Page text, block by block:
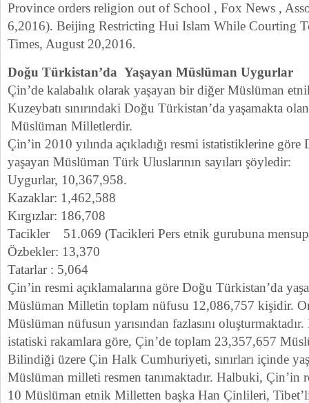
Province orders religion out of School , Fox News ,
6,2016). Beijing Restricting Hui Islam While Courting
Times, August 20,2016.
Doğu Türkistan’da Yaşayan Müslüman Uygurlar
Çin’de kalabalık olarak yaşayan bir diğer Müslüman
Kuzeybatı sınırındaki Doğu Türkistan’da yaşamakta
Müslüman Milletlerdir.
Çin’in 2010 yılında açıkladığı resmi istatistiklerine
yaşayan Müslüman Türk Uluslarının sayıları şöyledir:
Uygurlar, 10,367,958.
Kazaklar: 1,462,588
Kırgızlar: 186,708
Tacikler 51.069 (Tacikleri Pers etnik gurubuna
Özbekler: 13,370
Tatarlar : 5,064
Çin’in resmi açıklamalarına göre Doğu Türkistan’da
Müslüman Milletin toplam nüfusu 12,086,757 kişidir.
Müslüman nüfusun yarısından fazlasını
istatiski rakamlara göre, Çin’de toplam 23,357,657
Bilindiği üzere Çin Halk Cumhuriyeti, sınırları içinde
Müslüman milleti resmen tanımaktadır. Halbuki, Çin’in
10 Müslüman etnik Milletten başka Han Çinlileri,